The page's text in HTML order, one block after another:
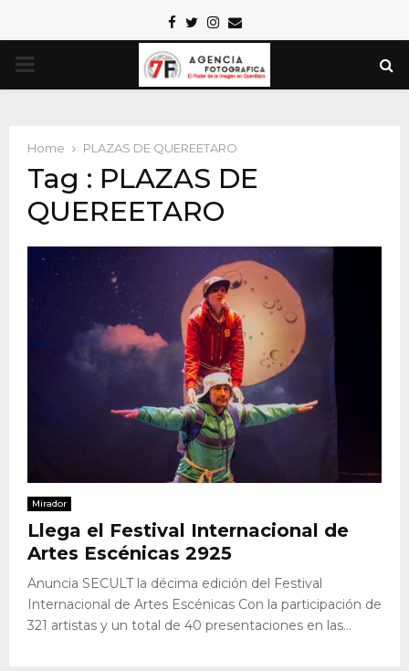
Facebook
TwitterInstagram
Email
PRIMARY
Home PLAZAS DE QUEREETARO
Tag : PLAZAS DE
QUEREETARO
Mirador
Llega el Festival Internacional de
Artes Escénicas 2925
Anuncia SECULT la décima edición del Festival
Internacional de Artes Escénicas Con la participación de
321 artistas y un total de 40 presentaciones en las...